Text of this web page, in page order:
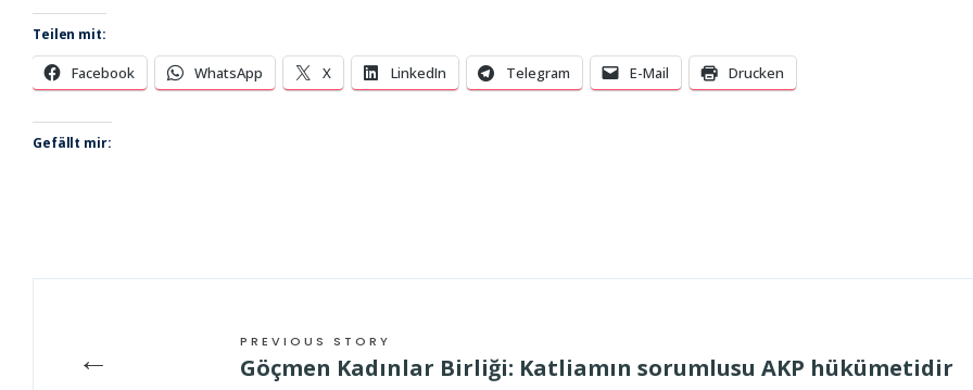
Teilen mit:
Facebook WhatsApp X LinkedIn Telegram E-Mail Drucken
Gefällt mir:
← PREVIOUS STORY
Göçmen Kadınlar Birliği: Katliamın sorumlusu AKP hükümetidir